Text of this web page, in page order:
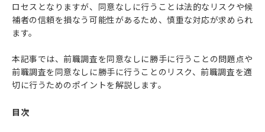
ロセスとなりますが、同意なしに行うことは法的なリスクや候
補者の信頼を損なう可能性があるため、慎重な対応が求められ
ます。
本記事では、前職調査を同意なしに勝手に行うことの問題点や
前職調査を同意なしに勝手に行うことのリスク、前職調査を適
切に行うためのポイントを解説します。
目次